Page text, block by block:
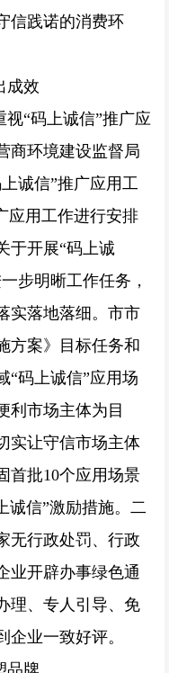
信践诺的消费环
成效
“码上诚信”推广应
商环境建设监督局
诚信”推广应用工
应用工作进行安排
于开展“码上诚
步明晰工作任务，
实落地落细。市市
方案》目标任务和
“码上诚信”应用场
利市场主体为目
实让守信市场主体
首批10个应用场景
诚信”激励措施。二
无行政处罚、行政
业开辟办事绿色通
理、专人引导、免
业一致好评。